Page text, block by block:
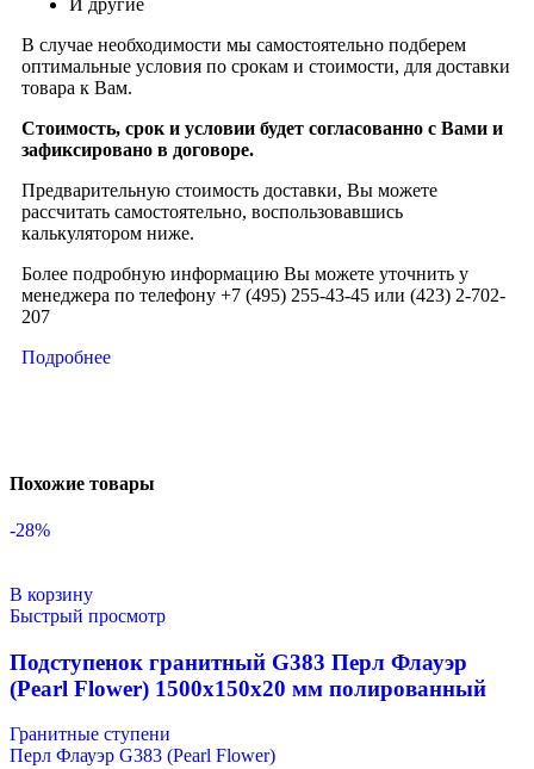
И другие
В случае необходимости мы самостоятельно подберем
оптимальные условия по срокам и стоимости, для доставки
товара к Вам.
Стоимость, срок и условии будет согласованно с Вами и
зафиксировано в договоре.
Предварительную стоимость доставки, Вы можете
рассчитать самостоятельно, воспользовавшись
калькулятором ниже.
Более подробную информацию Вы можете уточнить у
менеджера по телефону +7 (495) 255-43-45 или (423) 2-702-
207
Подробнее
Похожие товары
-28%
В корзину
Быстрый просмотр
Подступенок гранитный G383 Перл Флауэр
(Pearl Flower) 1500x150x20 мм полированный
Гранитные ступени
Перл Флауэр G383 (Pearl Flower)